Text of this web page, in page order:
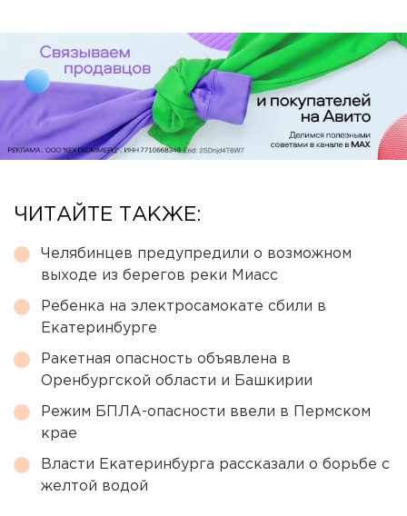
ЧИТАЙТЕ ТАКЖЕ:
Челябинцев предупредили о возможном
выходе из берегов реки Миасс
Ребенка на электросамокате сбили в
Екатеринбурге
Ракетная опасность объявлена в
Оренбургской области и Башкирии
Режим БПЛА-опасности ввели в Пермском
крае
Власти Екатеринбурга рассказали о борьбе с
желтой водой